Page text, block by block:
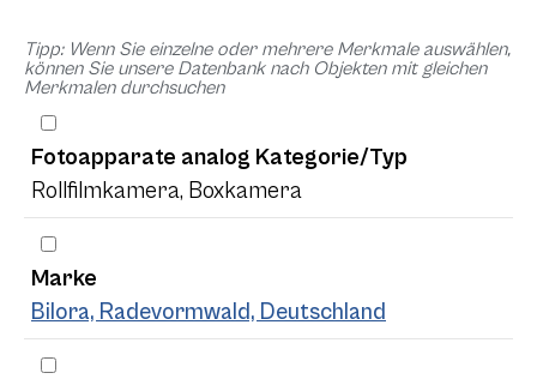
Tipp: Wenn Sie einzelne oder mehrere Merkmale auswählen,
können Sie unsere Datenbank nach Objekten mit gleichen
Merkmalen durchsuchen
Fotoapparate analog Kategorie/Typ
Rollfilmkamera, Boxkamera
Marke
Bilora, Radevormwald, Deutschland